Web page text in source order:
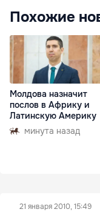
Похожие
Молдова назначит
послов в Африку и
Латинскую Америку
минута назад
21 января 2010, 15:49